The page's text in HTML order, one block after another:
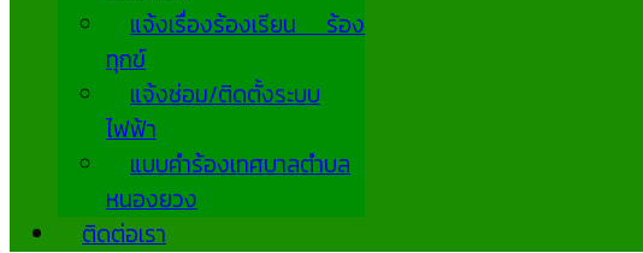
แจ้งเรื่องร้องเรียน ร้อง
ทุกข์
แจ้งซ่อม/ติดตั้งระบบ
ไฟฟ้า
แบบคำร้องเทศบาลตำบล
หนองยวง
ติดต่อเรา